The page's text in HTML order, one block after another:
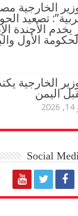
الخارجية
تصعيد
يخدم الأجندة
الأول
الخارجية
اليمن